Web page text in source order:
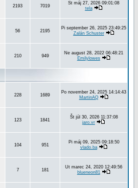
2193 7019
St máj 27, 2026 09:01:08
tela
56 2195
Pi september 26, 2025 23:49:25
Zalán Schuster
210 949
Ne august 28, 2022 06:48:21
Emilylowes
228 1689
Po november 24, 2025 14:14:43
MartinAQ
123 1841
Št júl 30, 2026 11:37:08
jaro.vr
104 951
Pi máj 09, 2025 09:18:50
vlado.ba
7 181
Ut marec 24, 2020 12:49:56
blueneon81